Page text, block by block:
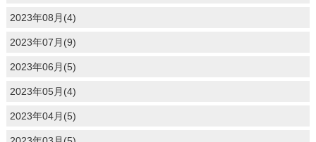
2023年08月(4)
2023年07月(9)
2023年06月(5)
2023年05月(4)
2023年04月(5)